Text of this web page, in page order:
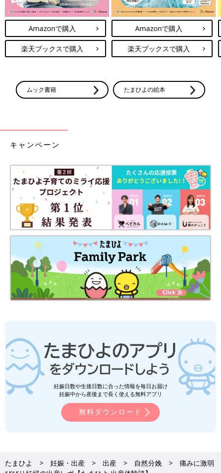
私の感覚ではわずか15分程でした笑
最初の痛みから全開大まで6時間だったので、痛みがどんどん強
まっていってずっとパニックみたいな感じでした。
助産師さんにはやる気満々だねぇと言われた息子です。笑
痛みに激弱なので、会陰切開とか激怖だったんですが、麻酔のち
くっとした感覚だけあって、切られるときも縫われるときも痛み
ちなみに入院中から退院して3週間くらい、トイレのときにはお
え用の3形態から選べるのも神です！
きと詰め替え用をゲットしました。
今からの方はぜひ！！
どなたかの参考になれば幸いです。
いかがでしたか？ たまひよのアプリ「まいにちのたまひよ」で
は、もっとたくさんの「出産レポート」を読むことができます！
また、同じ出産予定月の人と情報交換ができる「同期ルーム」も
ありますので、ぜひ活用してみてくださいね。
たまひよのアプリ「まいにちのたまひよ」は、【たまひよアプ
リ】でストア検索してもDLできます！
●この記事は個人の体験記です。
●記事の内容は2025年8月の情報で、現在と異なる場合がありま
す。
Amazonで購入
楽天ブックスで購入
Amazonで購入
楽天ブックスで購入
ムック書籍 たまひよの絵本
キャンペーン
妊娠日数や生後日数に合った情報を毎日お届け
妊娠中から産後まで長く使える無料アプリ
無料ダウンロード
たまひよ 妊娠・出産 出産 自然分娩
痛みに激弱